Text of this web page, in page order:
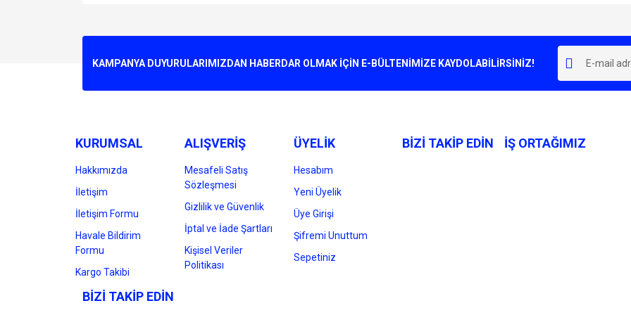
Ürün resmi kalitesiz, bozuk veya görüntülenemiyor.
Bu ürüne benzer farklı alternatifler olmalı.
KAMPANYA DUYURULARIMIZDAN HABERDAR OLMAK İÇİN E-BÜLTENİMİZE KAYDOLABİLİRSİNİZ!
KURUMSAL
Hakkımızda
İletişim
İletişim Formu
Havale Bildirim
Formu
Kargo Takibi
ALIŞVERİŞ
Mesafeli Satış
Sözleşmesi
Gizlilik ve Güvenlik
İptal ve İade Şartları
Kişisel Veriler
Politikası
ÜYELİK
Hesabım
Yeni Üyelik
Üye Girişi
Şifremi Unuttum
Sepetiniz
BİZİ TAKİP EDİN İŞ ORTAĞIMIZ
BİZİ TAKİP EDİN